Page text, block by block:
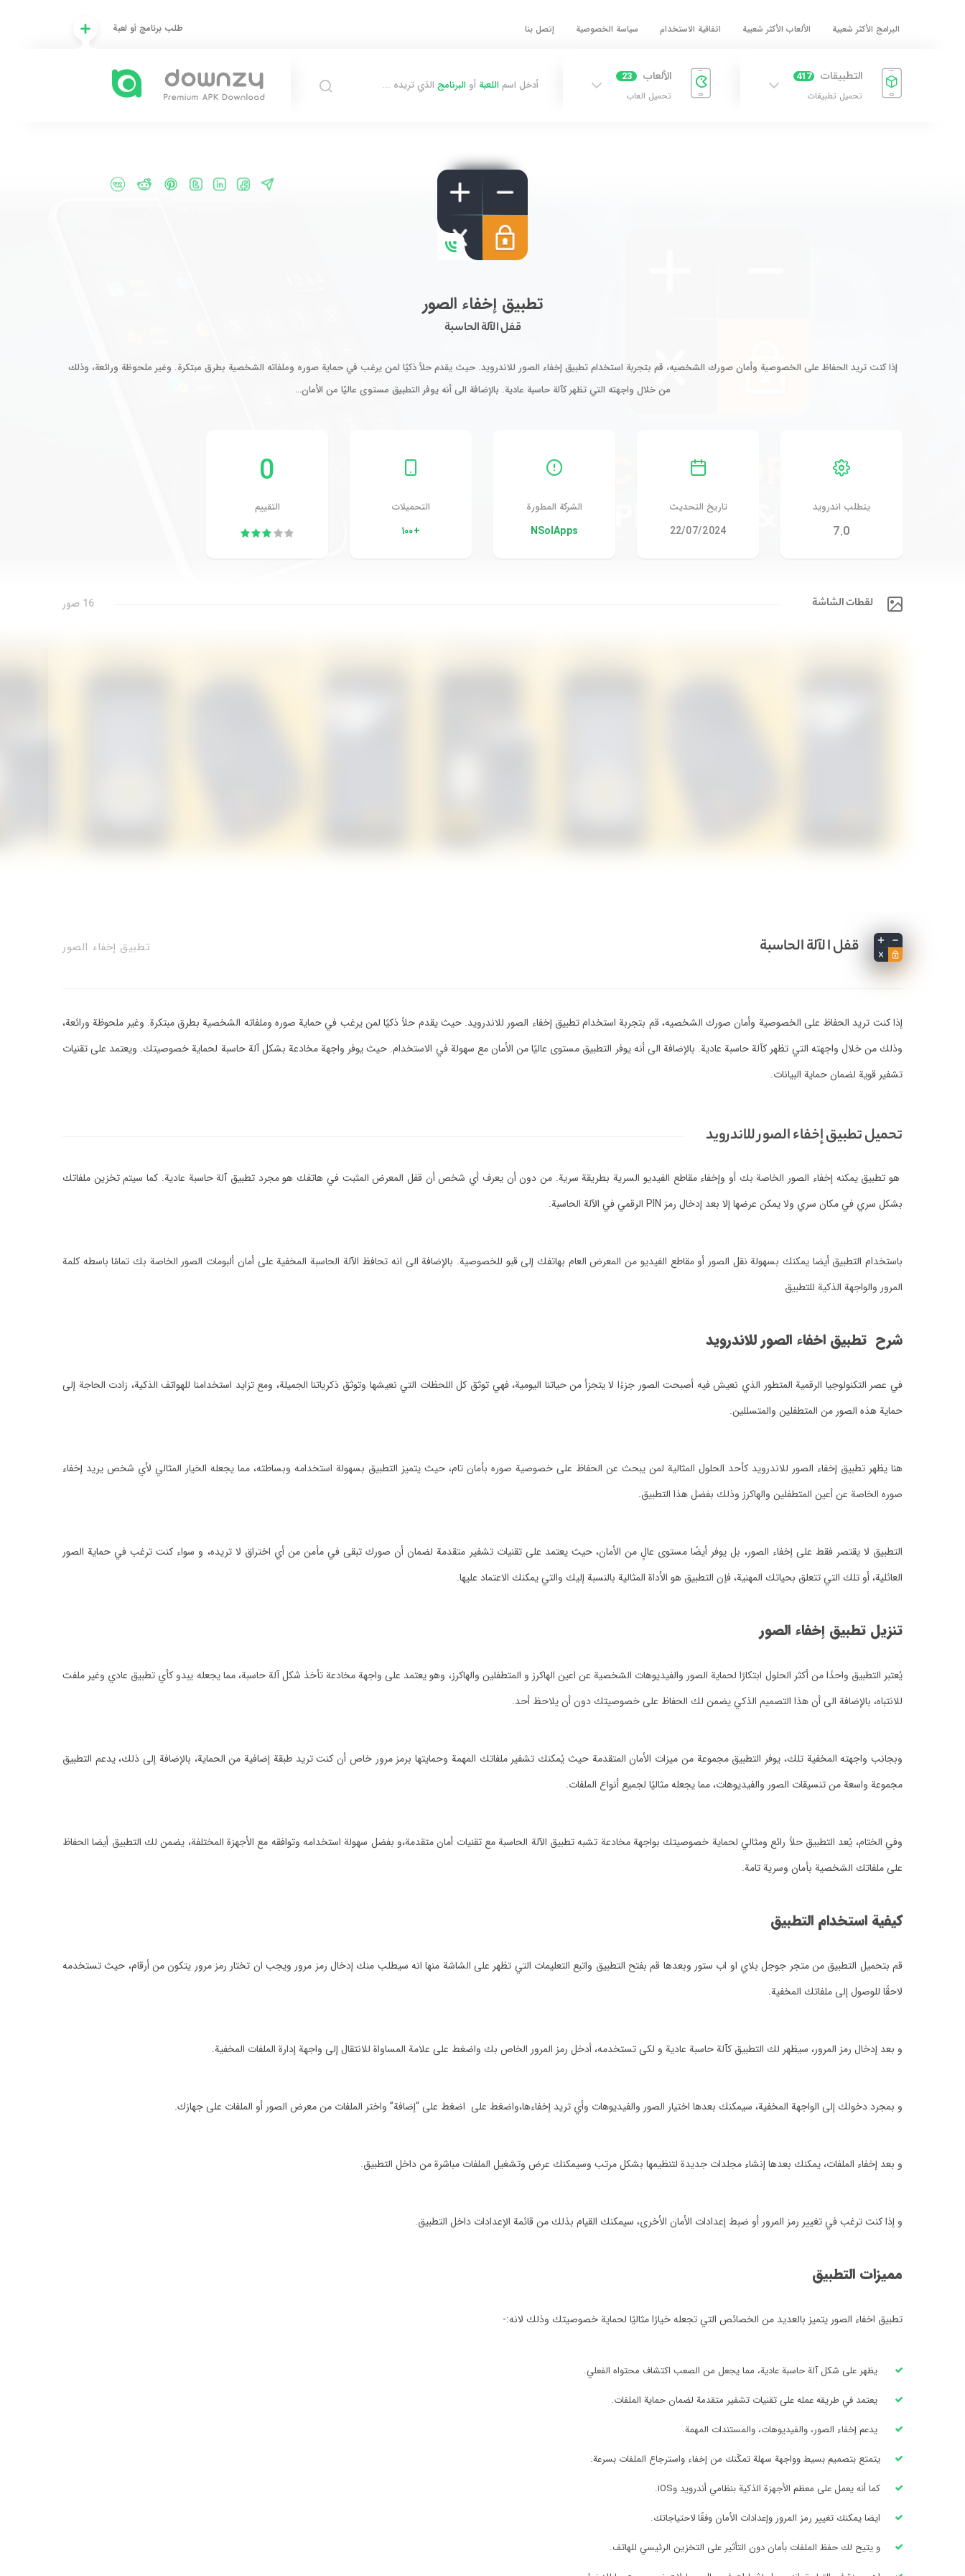
البرامج الأكثر شعبية الألعاب الأكثر شعبية اتفاقية الاستخدام سياسة الخصوصية إتصل بنا طلب برنامج أو لعبة
التطبيقات 417
تحميل تطبيقات
الألعاب 23
تحميل العاب
أدخل اسم اللعبة أو البرنامج الذي تريده ...
تطبيق إخفاء الصور
قفل الآلة الحاسبة
إذا كنت تريد الحفاظ على الخصوصية وأمان صورك الشخصيه، قم بتجربة استخدام تطبيق إخفاء الصور للاندرويد. حيث يقدم حلاً ذكيًا لمن يرغب في حماية صوره وملفاته الشخصية بطرق مبتكرة. وغير ملحوظة ورائعة، وذلك
من خلال واجهته التي تظهر كآلة حاسبة عادية. بالإضافة الى أنه يوفر التطبيق مستوى عاليًا من الأمان…
يتطلب اندرويد
7.0
تاريخ التحديث
22/07/2024
الشركة المطورة
NSolApps
التحميلات
+١٠٠
0
التقييم
لقطات الشاشة 16 صور
قفل الآلة الحاسبة تطبيق إخفاء الصور
إذا كنت تريد الحفاظ على الخصوصية وأمان صورك الشخصيه، قم بتجربة استخدام تطبيق إخفاء الصور للاندرويد. حيث يقدم حلاً ذكيًا لمن يرغب في حماية صوره وملفاته الشخصية بطرق مبتكرة. وغير ملحوظة ورائعة،
وذلك من خلال واجهته التي تظهر كآلة حاسبة عادية. بالإضافة الى أنه يوفر التطبيق مستوى عاليًا من الأمان مع سهولة في الاستخدام. حيث يوفر واجهة مخادعة بشكل آلة حاسبة لحماية خصوصيتك. ويعتمد على تقنيات
تشفير قوية لضمان حماية البيانات.
تحميل تطبيق إخفاء الصور للاندرويد
هو تطبيق يمكنه إخفاء الصور الخاصة بك أو وإخفاء مقاطع الفيديو السرية بطريقة سرية. من دون أن يعرف أي شخص أن قفل المعرض المثبت في هاتفك هو مجرد تطبيق آلة حاسبة عادية. كما سيتم تخزين ملفاتك
بشكل سري في مكان سري ولا يمكن عرضها إلا بعد إدخال رمز PIN الرقمي في الآلة الحاسبة.
باستخدام التطبيق أيضا يمكنك بسهولة نقل الصور أو مقاطع الفيديو من المعرض العام بهاتفك إلى قبو للخصوصية. بالإضافة الى انه تحافظ الآلة الحاسبة المخفية على أمان ألبومات الصور الخاصة بك تمامًا باسطه كلمة
المرور والواجهة الذكية للتطبيق
شرح تطبيق اخفاء الصور للاندرويد
في عصر التكنولوجيا الرقمية المتطور الذي نعيش فيه أصبحت الصور جزءًا لا يتجزأ من حياتنا اليومية، فهي توثق كل اللحظات التي نعيشها وتوثق ذكرياتنا الجميلة، ومع تزايد استخدامنا للهواتف الذكية، زادت الحاجة إلى
حماية هذه الصور من المتطفلين والمتسللين.
هنا يظهر تطبيق إخفاء الصور للاندرويد كأحد الحلول المثالية لمن يبحث عن الحفاظ على خصوصية صوره بأمان تام، حيث يتميز التطبيق بسهولة استخدامه وبساطته، مما يجعله الخيار المثالي لأي شخص يريد إخفاء
صوره الخاصة عن أعين المتطفلين والهاكرز وذلك بفضل هذا التطبيق.
التطبيق لا يقتصر فقط على إخفاء الصور، بل يوفر أيضًا مستوى عالٍ من الأمان، حيث يعتمد على تقنيات تشفير متقدمة لضمان أن صورك تبقى في مأمن من أي اختراق لا تريده، و سواء كنت ترغب في حماية الصور
العائلية، أو تلك التي تتعلق بحياتك المهنية، فإن التطبيق هو الأداة المثالية بالنسبة إليك والتي يمكنك الاعتماد عليها.
تنزيل تطبيق إخفاء الصور
يُعتبر التطبيق واحدًا من أكثر الحلول ابتكارًا لحماية الصور والفيديوهات الشخصية عن اعين الهاكرز و المتطفلين والهاكرز، وهو يعتمد على واجهة مخادعة تأخذ شكل آلة حاسبة، مما يجعله يبدو كأي تطبيق عادي وغير ملفت
للانتباه، بالإضافة الى أن هذا التصميم الذكي يضمن لك الحفاظ على خصوصيتك دون أن يلاحظ أحد.
وبجانب واجهته المخفية تلك، يوفر التطبيق مجموعة من ميزات الأمان المتقدمة حيث يُمكنك تشفير ملفاتك المهمة وحمايتها برمز مرور خاص أن كنت تريد طبقة إضافية من الحماية، بالإضافة إلى ذلك، يدعم التطبيق
مجموعة واسعة من تنسيقات الصور والفيديوهات، مما يجعله مثاليًا لجميع أنواع الملفات.
وفي الختام، يُعد التطبيق حلاً رائع ومثالي لحماية خصوصيتك بواجهة مخادعة تشبه تطبيق الآلة الحاسبة مع تقنيات أمان متقدمة،و بفضل سهولة استخدامه وتوافقه مع الأجهزة المختلفة، يضمن لك التطبيق أيضا الحفاظ
على ملفاتك الشخصية بأمان وسرية تامة.
كيفية استخدام التطبيق
قم بتحميل التطبيق من متجر جوجل بلاي او اب ستور وبعدها قم بفتح التطبيق واتبع التعليمات التي تظهر على الشاشة منها انه سيطلب منك إدخال رمز مرور ويجب ان تختار رمز مرور يتكون من أرقام، حيث تستخدمه
لاحقًا للوصول إلى ملفاتك المخفية.
و بعد إدخال رمز المرور، سيظهر لك التطبيق كآلة حاسبة عادية و لكى تستخدمه، أدخل رمز المرور الخاص بك واضغط على علامة المساواة للانتقال إلى واجهة إدارة الملفات المخفية.
و بمجرد دخولك إلى الواجهة المخفية، سيمكنك بعدها اختيار الصور والفيديوهات وأي تريد إخفاءها،واضغط على اضغط على “إضافة” واختر الملفات من معرض الصور أو الملفات على جهازك.
و بعد إخفاء الملفات، يمكنك بعدها إنشاء مجلدات جديدة لتنظيمها بشكل مرتب وسيمكنك عرض وتشغيل الملفات مباشرة من داخل التطبيق.
و إذا كنت ترغب في تغيير رمز المرور أو ضبط إعدادات الأمان الأخرى، سيمكنك القيام بذلك من قائمة الإعدادات داخل التطبيق.
مميزات التطبيق
تطبيق اخفاء الصور يتميز بالعديد من الخصائص التي تجعله خيارًا مثاليًا لحماية خصوصيتك وذلك لانه:-
يظهر على شكل آلة حاسبة عادية، مما يجعل من الصعب اكتشاف محتواه الفعلي.
يعتمد في طريقه عمله على تقنيات تشفير متقدمة لضمان حماية الملفات.
يدعم إخفاء الصور، والفيديوهات، والمستندات المهمة.
يتمتع بتصميم بسيط وواجهة سهلة تمكّنك من إخفاء واسترجاع الملفات بسرعة.
كما أنه يعمل على معظم الأجهزة الذكية بنظامي أندرويد وiOS.
ايضا يمكنك تغيير رمز المرور وإعدادات الأمان وفقًا لاحتياجاتك.
و يتيح لك حفظ الملفات بأمان دون التأثير على التخزين الرئيسي للهاتف.